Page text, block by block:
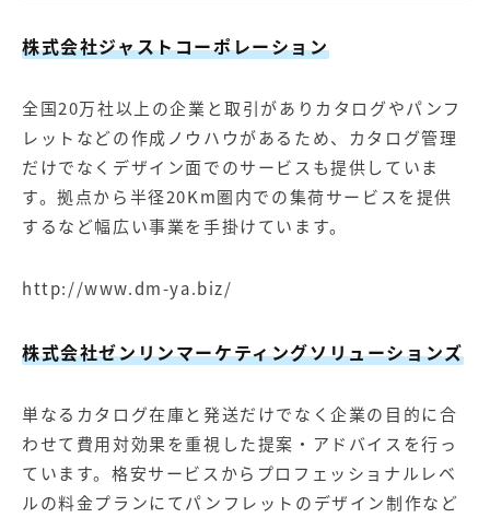
株式会社ジャストコーポレーション
全国20万社以上の企業と取引がありカタログやパンフ
レットなどの作成ノウハウがあるため、カタログ管理
だけでなくデザイン面でのサービスも提供していま
す。拠点から半径20Km圏内での集荷サービスを提供
するなど幅広い事業を手掛けています。
http://www.dm-ya.biz/
株式会社ゼンリンマーケティングソリューションズ
単なるカタログ在庫と発送だけでなく企業の目的に合
わせて費用対効果を重視した提案・アドバイスを行っ
ています。格安サービスからプロフェッショナルレベ
ルの料金プランにてパンフレットのデザイン制作など